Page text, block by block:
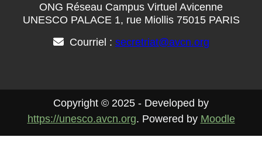
ONG Réseau Campus Virtuel Avicenne
UNESCO PALACE 1, rue Miollis 75015 PARIS
Courriel : secretriat@avcn.org
Copyright © 2025 - Developed by
https://unesco.avcn.org. Powered by Moodle